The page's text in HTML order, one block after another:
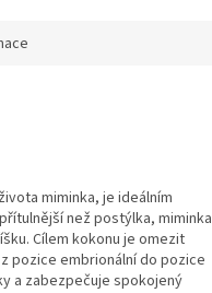
miminka, je ideálním
než postýlka, miminka
Cílem kokonu je omezit
pozice embrionální do pozice
a zabezpečuje spokojený